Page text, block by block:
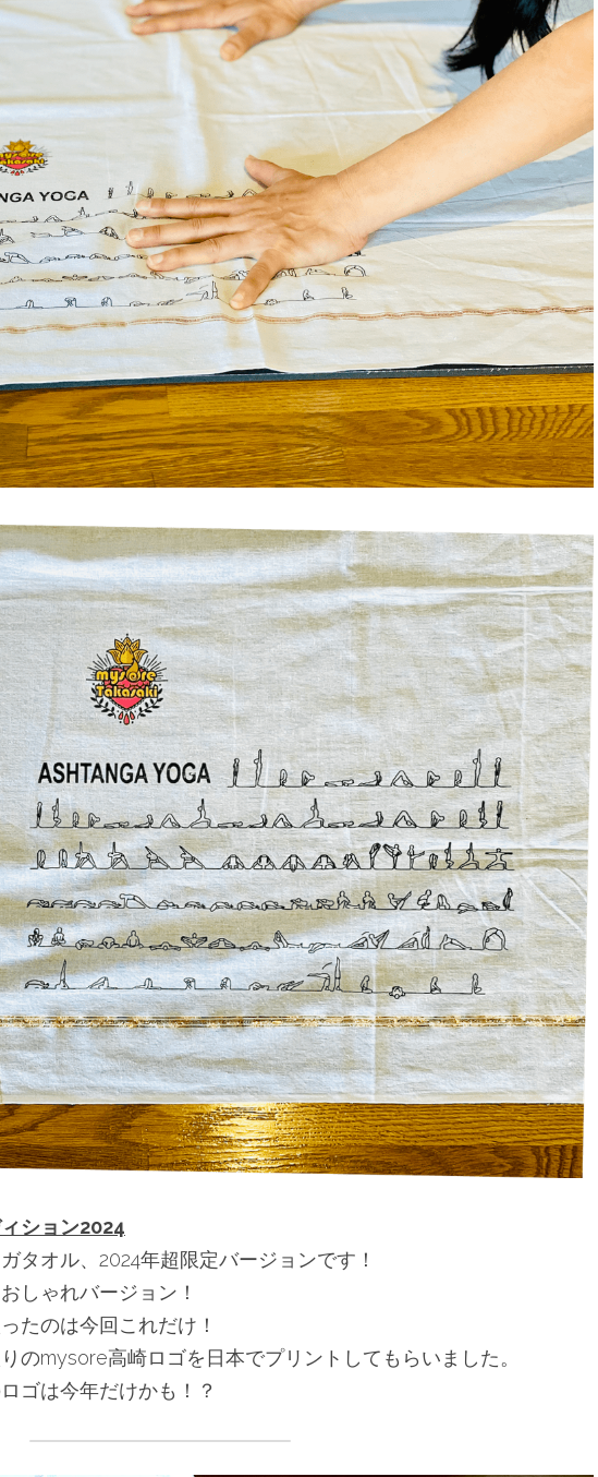
ション2024
タオル、2024年超限定バージョンです！
しゃれバージョン！
たのは今回これだけ！
のmysore高崎ロゴを日本でプリントしてもらいました。
ゴは今年だけかも！？